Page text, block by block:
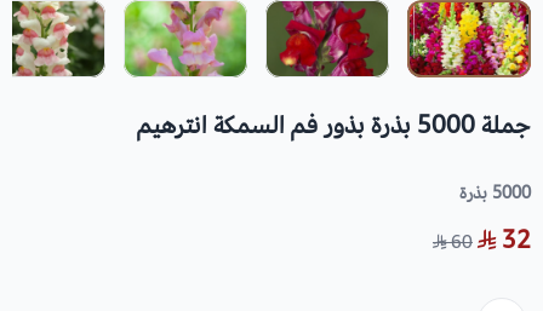
جملة 5000 بذرة بذور فم السمكة انترهيم
5000 بذرة
32
60